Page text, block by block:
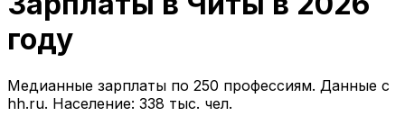
году
Медианные зарплаты по 250 профессиям. Данные с
hh.ru. Население: 338 тыс. чел.